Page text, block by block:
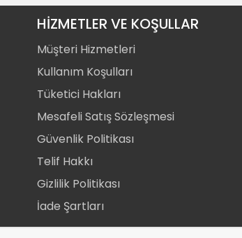
HİZMETLER VE KOŞULLAR
Müşteri Hizmetleri
Kullanım Koşulları
Tüketici Hakları
Mesafeli Satış Sözleşmesi
Güvenlik Politikası
Telif Hakkı
Gizlilik Politikası
İade Şartları